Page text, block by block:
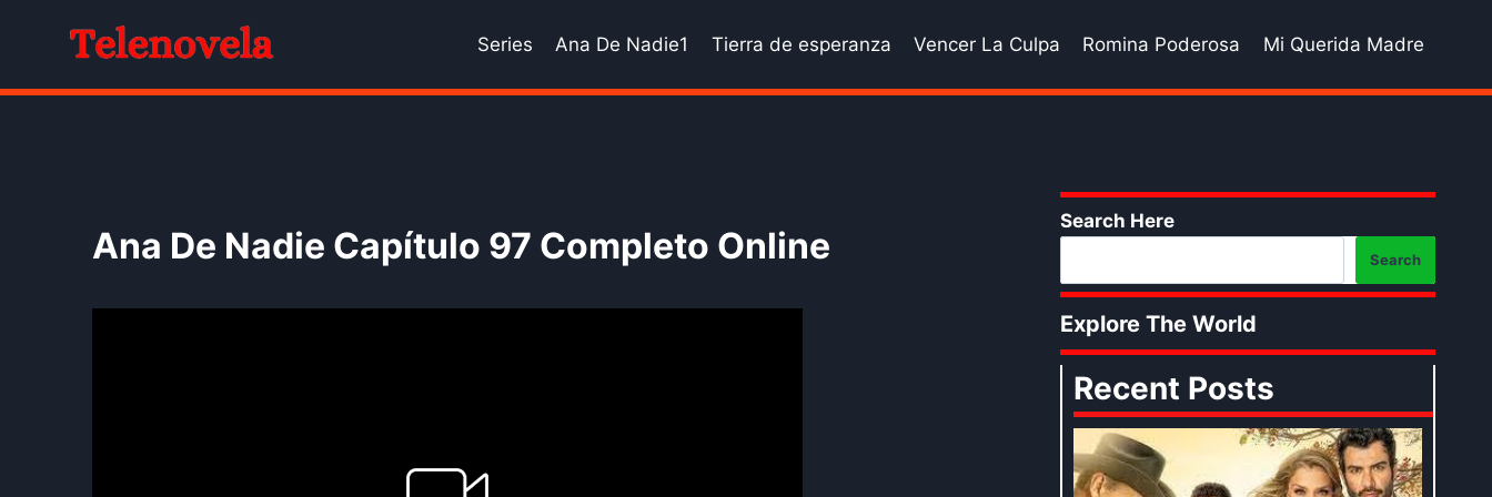
Series Ana De Nadie1 Tierra de esperanza Vencer La Culpa Romina Poderosa Mi Querida Madre
Ana De Nadie Capítulo 97 Completo Online
Search Here
Search
Explore The World
Recent Posts